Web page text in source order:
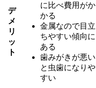
デ
メ
リ
ッ
ト
に比べ費用がか
かる
金属なので目立
ちやすい傾向に
ある
歯みがきが悪い
と虫歯になりや
すい